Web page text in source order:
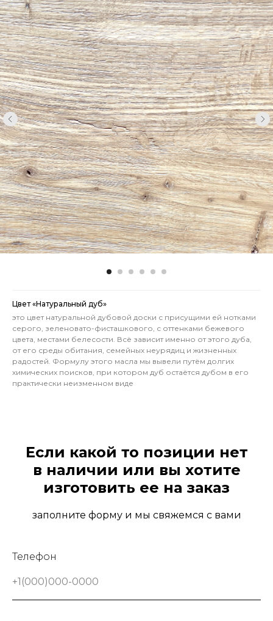
Цвет «Натуральный дуб»
это цвет натуральной дубовой доски с присущими ей нотками
серого, зеленовато-фисташкового, с оттенками бежевого
цвета, местами белесости. Всё зависит именно от этого дуба,
от его среды обитания, семейных неурядиц и жизненных
радостей. Формулу этого масла мы вывели путём долгих
химических поисков, при котором дуб остаётся дубом в его
практически неизменном виде
Если какой то позиции нет
в наличии или вы хотите
изготовить ее на заказ
заполните форму и мы свяжемся с вами
Телефон
+1(000)000-0000